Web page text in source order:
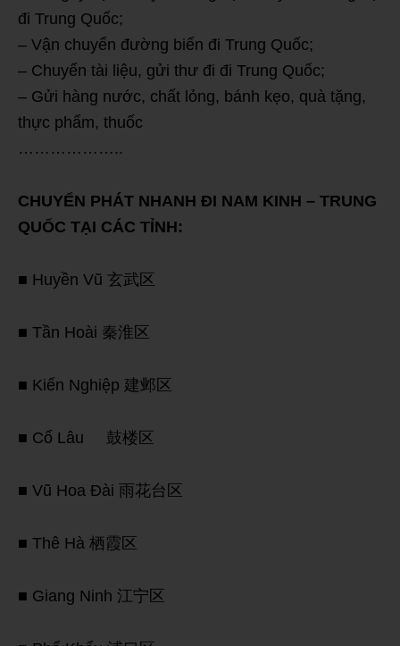
đi Trung Quốc;
– Vận chuyển đường biển đi Trung Quốc;
– Chuyển tài liệu, gửi thư đi đi Trung Quốc;
– Gửi hàng nước, chất lỏng, bánh kẹo, quà tặng,
thực phẩm, thuốc
………………..
CHUYỂN PHÁT NHANH ĐI NAM KINH – TRUNG
QUỐC TẠI CÁC TỈNH:
■ Huyền Vũ 玄武区
■ Tần Hoài 秦淮区
■ Kiến Nghiệp 建邺区
■ Cổ Lâu 鼓楼区
■ Vũ Hoa Đài 雨花台区
■ Thê Hà 栖霞区
■ Giang Ninh 江宁区